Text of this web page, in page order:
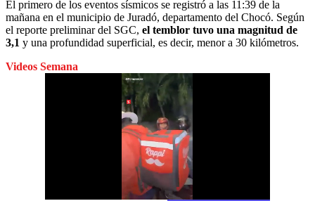
El primero de los eventos sísmicos se registró a las 11:39 de la
mañana en el municipio de Juradó, departamento del Chocó. Según
el reporte preliminar del SGC, el temblor tuvo una magnitud de
3,1 y una profundidad superficial, es decir, menor a 30 kilómetros.
Videos Semana